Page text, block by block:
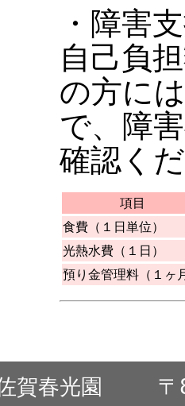
・障害
自己負
の方に
で、障
確認く
項目
食費（１日単位）
光熱水費（１日）
預り金管理料（１ヶ
賀春光園 〒